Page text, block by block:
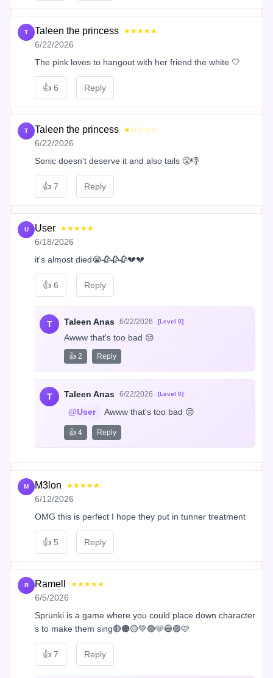
T Taleen the princess ★★★★★
6/22/2026
The pink loves to hangout with her friend the white 🤍
👍 6 Reply
T Taleen the princess ★☆☆☆☆
6/22/2026
Sonic doesn't deserve it and also tails 😤👎
👍 7 Reply
U User ★★★★★
6/18/2026
it's almost died😭🥀🥀🥀💔💔
👍 6 Reply
T Taleen Anas 6/22/2026 [Level 0]
Awww that's too bad 😔
👍 2 Reply
T Taleen Anas 6/22/2026 [Level 0]
@User Awww that's too bad 😔
👍 4 Reply
M M3lon ★★★★★
6/12/2026
OMG this is perfect I hope they put in tunner treatment
👍 5 Reply
R Ramell ★★★★★
6/5/2026
Sprunki is a game where you could place down character
s to make them sing🔴🟠🟡💚🟢🩵🔵🟣🩷
👍 7 Reply